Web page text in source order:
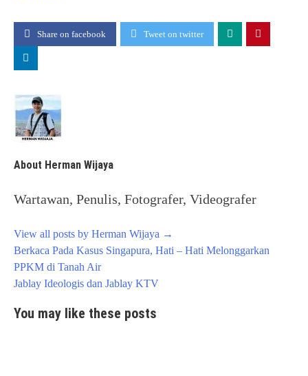
Share on facebook Tweet on twitter
About Herman Wijaya
Wartawan, Penulis, Fotografer, Videografer
View all posts by Herman Wijaya →
Post
navigation
Berkaca Pada Kasus Singapura, Hati – Hati Melonggarkan
PPKM di Tanah Air
Jablay Ideologis dan Jablay KTV
You may like these posts